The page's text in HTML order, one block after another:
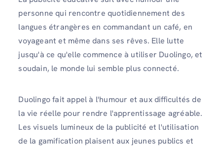
personne qui rencontre quotidiennement des
langues étrangères en commandant un café, en
voyageant et même dans ses rêves. Elle lutte
jusqu'à ce qu'elle commence à utiliser Duolingo, et
soudain, le monde lui semble plus connecté.
Duolingo fait appel à l'humour et aux difficultés de
la vie réelle pour rendre l'apprentissage agréable.
Les visuels lumineux de la publicité et l'utilisation
de la gamification plaisent aux jeunes publics et